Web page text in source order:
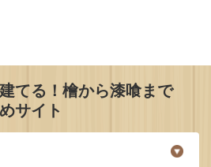
てる！檜から漆喰まで
サイト